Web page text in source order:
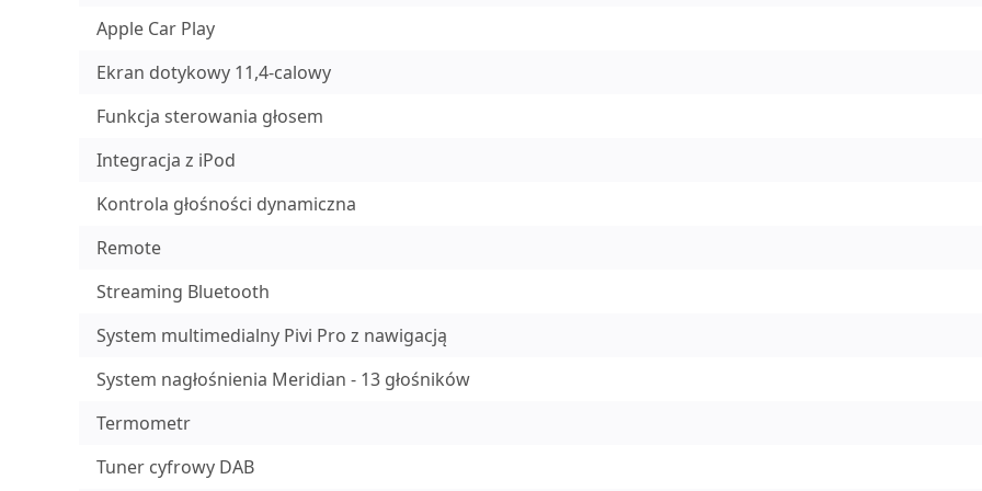
Apple Car Play
Ekran dotykowy 11,4-calowy
Funkcja sterowania głosem
Integracja z iPod
Kontrola głośności dynamiczna
Remote
Streaming Bluetooth
System multimedialny Pivi Pro z nawigacją
System nagłośnienia Meridian - 13 głośników
Termometr
Tuner cyfrowy DAB